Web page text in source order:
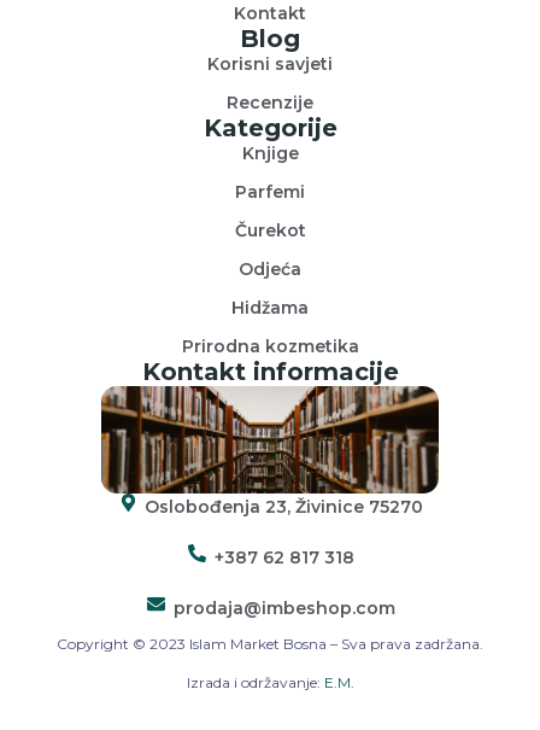
Kontakt
Blog
Korisni savjeti
Recenzije
Kategorije
Knjige
Parfemi
Čurekot
Odjeća
Hidžama
Prirodna kozmetika
Kontakt informacije
Oslobođenja 23, Živinice 75270
+387 62 817 318
prodaja@imbeshop.com
Copyright © 2023 Islam Market Bosna – Sva prava zadržana.
Izrada i održavanje: E.M.